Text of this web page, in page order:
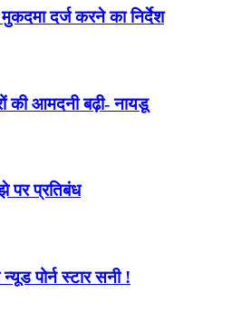
दर्ज करने का निर्देश
की आमदनी बढ़ी- नायडू
पर प्रतिबंध
पोर्न स्टार सनी !